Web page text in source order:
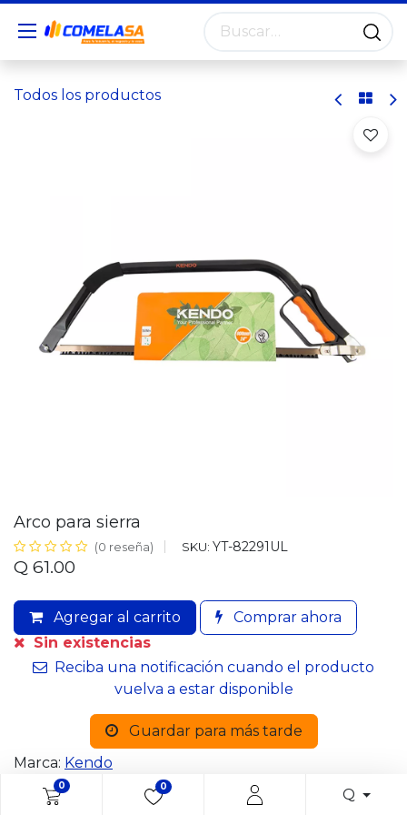
0 0 Q
Todos los productos
Arco para sierra
(0 reseña) SKU: YT-82291UL
Q 61.00
Agregar al carrito
Comprar ahora
Sin existencias
Reciba una notificación cuando el producto
vuelva a estar disponible
Guardar para más tarde
Marca: Kendo